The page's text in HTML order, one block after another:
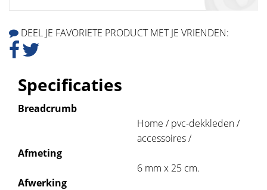
DEEL JE FAVORIETE PRODUCT MET JE VRIENDEN:
Specificaties
Breadcrumb
Home / pvc-dekkleden /
accessoires /
Afmeting
6 mm x 25 cm.
Afwerking